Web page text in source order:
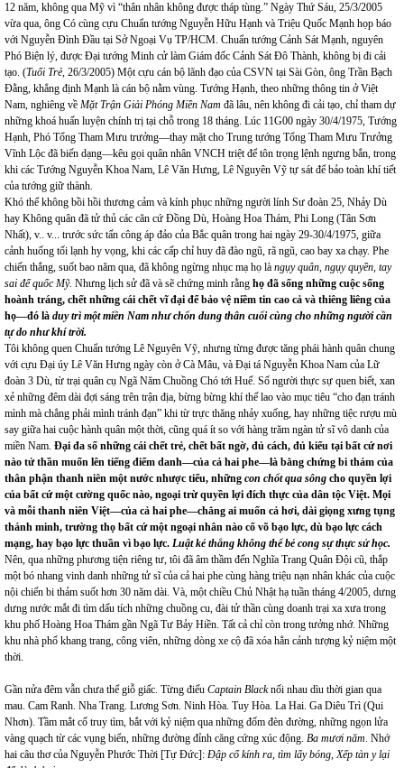
12 năm, không qua Mỹ vì “thân nhân không được tháp tùng.” Ngày Thứ Sáu, 25/3/2005
vừa qua, ông Có cùng cựu Chuẩn tướng Nguyễn Hữu Hạnh và Triệu Quốc Mạnh họp báo
với Nguyễn Đình Đầu tại Sở Ngoại Vụ TP/HCM. Chuẩn tướng Cảnh Sát Mạnh, nguyên
Phó Biện lý, được Đại tướng Minh cử làm Giám đốc Cảnh Sát Đô Thành, không bị đi cải
tạo. (Tuổi Trẻ, 26/3/2005) Một cựu cán bộ lãnh đạo của CSVN tại Sài Gòn, ông Trần Bạch
Đằng, khẳng định Mạnh là cán bộ nằm vùng. Tướng Hạnh, theo những thông tin ở Việt
Nam, nghiêng về Mặt Trận Giải Phóng Miền Nam đã lâu, nên không đi cải tạo, chỉ tham dự
những khoá huấn luyện chính trị tại chỗ trong 18 tháng. Lúc 11G00 ngày 30/4/1975, Tướng
Hạnh, Phó Tổng Tham Mưu trưởng—thay mặt cho Trung tướng Tổng Tham Mưu Trưởng
Vĩnh Lộc đã biến dạng—kêu gọi quân nhân VNCH triệt để tôn trọng lệnh ngưng bắn, trong
khi các Tướng Nguyễn Khoa Nam, Lê Văn Hưng, Lê Nguyên Vỹ tự sát để bảo toàn khí tiết
của tướng giữ thành.
Khó thể không bồi hồi thương cảm và kính phục những người lính Sư đoàn 25, Nhảy Dù
hay Không quân đã tử thủ các căn cứ Đồng Dù, Hoàng Hoa Thám, Phi Long (Tân Sơn
Nhất), v.. v... trước sức tấn công áp đảo của Bắc quân trong hai ngày 29-30/4/1975, giữa
cảnh huống tối lạnh hy vọng, khi các cấp chỉ huy đã đào ngũ, rã ngũ, cao bay xa chạy. Phe
chiến thắng, suốt bao năm qua, đã không ngừng nhục mạ họ là ngụy quân, ngụy quyền, tay
sai đế quốc Mỹ. Nhưng lịch sử đã và sẽ chứng minh rằng họ đã sống những cuộc sống
hoành tráng, chết những cái chết vĩ đại để bảo vệ niềm tin cao cả và thiêng liêng của
họ—đó là duy trì một miền Nam như chốn dung thân cuối cùng cho những người cần
tự do như khí trời.
Tôi không quen Chuẩn tướng Lê Nguyên Vỹ, nhưng từng được tăng phái hành quân chung
với cựu Đại úy Lê Văn Hưng ngày còn ở Cà Mâu, và Đại tá Nguyễn Khoa Nam của Lữ
đoàn 3 Dù, từ trại quân cụ Ngã Năm Chuồng Chó tới Huế. Số người thực sự quen biết, xan
xẻ những đêm dài đợi sáng trên trận địa, bừng bừng khí thế lao vào mục tiêu “cho đạn tránh
mình mà chẳng phải mình tránh đạn” khi từ trực thăng nhảy xuống, hay những tiệc rượu mù
say giữa hai cuộc hành quân một thời, cũng quá ít so với hàng trăm ngàn tử sĩ vô danh của
miền Nam. Đại đa số những cái chết trẻ, chết bất ngờ, đủ cách, đủ kiểu tại bất cứ nơi
nào tử thần muốn lên tiếng điểm danh—của cả hai phe—là bằng chứng bi thảm của
thân phận thanh niên một nước nhược tiểu, những con chốt qua sông cho quyền lợi
của bất cứ một cường quốc nào, ngoại trừ quyền lợi đích thực của dân tộc Việt. Mọi
và mỗi thanh niên Việt—của cả hai phe—chẳng ai muốn cả hơi, dài giọng xưng tụng
thánh minh, trường thọ bất cứ một ngoại nhân nào cổ võ bạo lực, dù bạo lực cách
mạng, hay bạo lực thuần vì bạo lực. Luật kẻ thắng không thể bẻ cong sự thực sử học.
Nên, qua những phương tiện riêng tư, tôi đã âm thầm đến Nghĩa Trang Quân Đội cũ, thắp
một bó nhang vinh danh những tử sĩ của cả hai phe cùng hàng triệu nạn nhân khác của cuộc
nội chiến bi thảm suốt hơn 30 năm dài. Và, một chiều Chủ Nhật hạ tuần tháng 4/2005, dưng
dưng nước mắt đi tìm dấu tích những chuồng cu, đài tử thần cùng doanh trại xa xưa trong
khu phố Hoàng Hoa Thám gần Ngã Tư Bảy Hiền. Tất cả chỉ còn trong tưởng nhớ. Những
khu nhà phố khang trang, công viên, những dòng xe cộ đã xóa hẳn cảnh tượng kỷ niệm một
thời.
Gần nửa đêm vẫn chưa thể giỗ giấc. Từng điếu Captain Blacknối nhau dìu thời gian qua
mau. Cam Ranh. Nha Trang. Lương Sơn. Ninh Hòa. Tuy Hòa. La Hai. Ga Diêu Trì (Qui
Nhơn). Tầm mắt cố truy tìm, bắt với kỷ niệm qua những đốm đèn đường, những ngọn lửa
vàng quạch từ các vụng biển, những đường đỉnh căng cứng xúc động. Ba mươi năm. Nhớ
hai câu thơ của Nguyễn Phước Thời [Tự Đức]: Đập cổ kính ra, tìm lấy bóng, Xếp tàn y lại